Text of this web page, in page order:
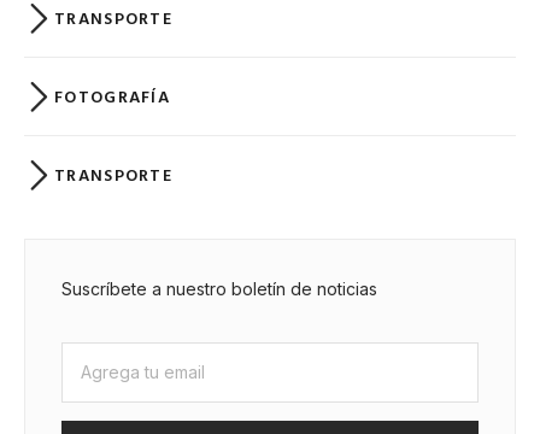
TRANSPORTE
FOTOGRAFÍA
TRANSPORTE
Suscríbete a nuestro boletín de noticias